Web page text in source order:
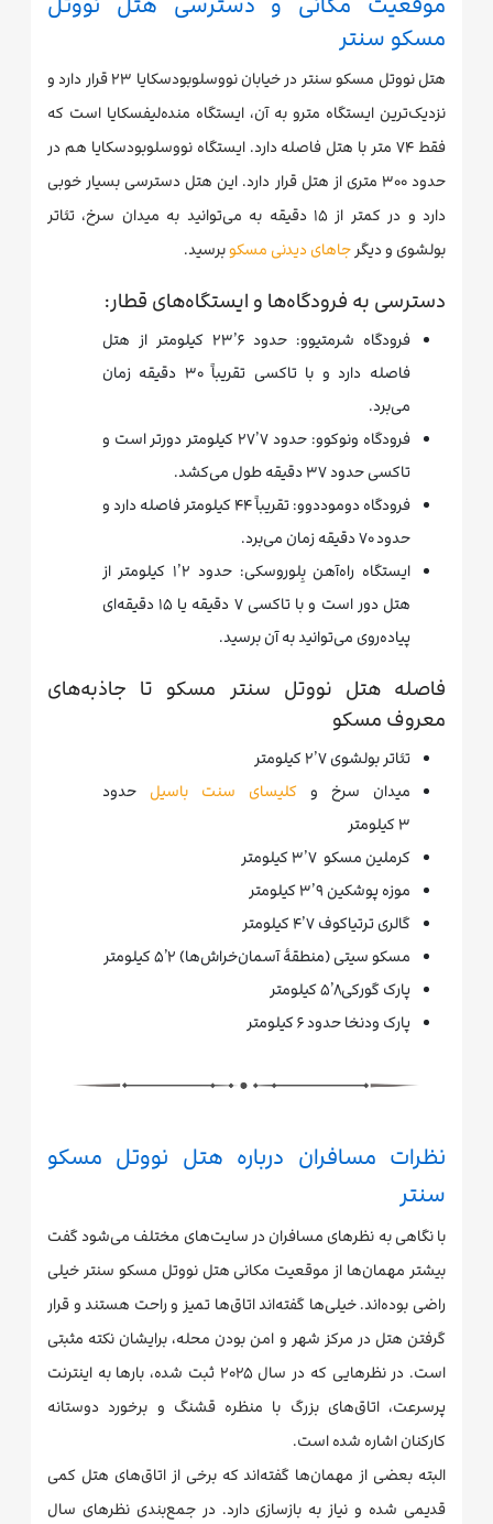
مسکو سنتر
هتل نووتل مسکو سنتر در خیابان نووسلوبودسکایا ۲۳ قرار دارد و
نزدیک‌ترین ایستگاه مترو به آن، ایستگاه منده‌لیفسکایا است که
فقط ۷۴ متر با هتل فاصله دارد. ایستگاه نووسلوبودسکایا هم در
حدود ۳۰۰ متری از هتل قرار دارد. این هتل دسترسی بسیار خوبی
دارد و در کمتر از ۱۵ دقیقه به می‌توانید به میدان سرخ، تئاتر
بولشوی و دیگرجا‌های دیدنی مسکوبرسید.
دسترسی به فرودگاه‌ها و ایستگاه‌های قطار:
فرودگاه شرمتیوو: حدود ۲۳٫۶ کیلومتر از هتل
فاصله دارد و با تاکسی تقریباً ۳۰ دقیقه زمان
می‌برد.
فرودگاه ونوکوو: حدود ۲۷٫۷ کیلومتر دورتر است و
تاکسی حدود ۳۷ دقیقه طول می‌کشد.
فرودگاه دوموددوو: تقریباً ۴۴ کیلومتر فاصله دارد و
حدود ۷۰ دقیقه زمان می‌برد.
ایستگاه راه‌آهن بِلوروسکی: حدود ۱٫۲ کیلومتر از
هتل دور است و با تاکسی ۷ دقیقه یا ۱۵ دقیقه‌ای
پیاده‌روی می‌توانید به آن برسید.
فاصله هتل نووتل سنتر مسکو تا جاذبه‌های
معروف مسکو
تئاتر بولشوی ۲٫۷ کیلومتر
میدان سرخ و کلیسای سنت باسیل حدود
۳ کیلومتر
کرملین مسکو ۳٫۷ کیلومتر
موزه پوشکین ۳٫۹ کیلومتر
گالری ترتیاکوف ۴٫۷ کیلومتر
مسکو سیتی (منطقهٔ آسمان‌خراش‌ها) ۵٫۲ کیلومتر
پارک گورکی۵٫۸ کیلومتر
پارک ودنخا حدود ۶ کیلومتر
نظرات مسافران درباره هتل نووتل مسکو
سنتر
با نگاهی به نظرهای مسافران در سایت‌های مختلف می‌شود گفت
بیشتر مهمان‌ها از موقعیت مکانی هتل نووتل مسکو سنتر خیلی
راضی بوده‌اند. خیلی‌ها گفته‌اند اتاق‌ها تمیز و راحت هستند و قرار
گرفتن هتل در مرکز شهر و امن بودن محله، برایشان نکته مثبتی
است. در نظرهایی که در سال ۲۰۲۵ ثبت شده، بارها به اینترنت
پرسرعت، اتاق‌های بزرگ با منظره قشنگ و برخورد دوستانه
کارکنان اشاره شده است.
البته بعضی از مهمان‌ها گفته‌اند که برخی از اتاق‌های هتل کمی
قدیمی شده و نیاز به بازسازی دارد. در جمع‌بندی نظرهای سال